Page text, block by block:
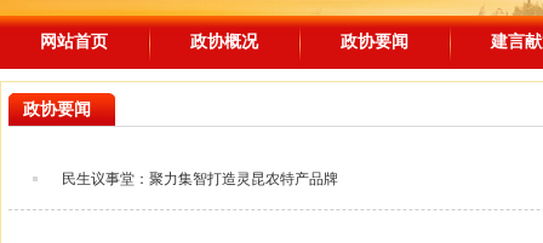
网站首页 政协概况 政协要闻 建言
政协要闻
民生议事堂：聚力集智打造灵昆农特产品牌